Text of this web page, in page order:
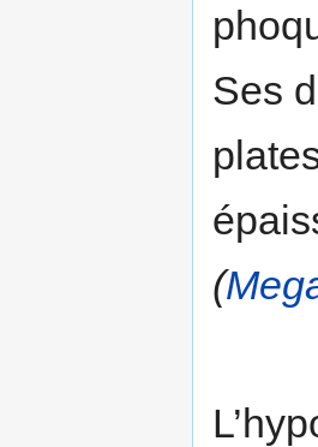
Ses
(